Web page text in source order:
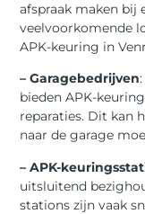
afspraak maken bij
veelvoorkomende
APK-keuring in
– Garagebedrijven
bieden APK-
reparaties. Dit kan
naar de garage
– APK-
uitsluitend
stations zijn vaak